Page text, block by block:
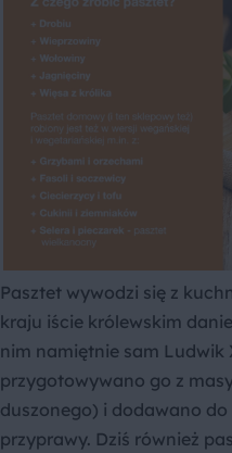
Pasztet wywodzi się z
kraju iście królewskim
nim namiętnie sam Ludwik
przygotowywano go z
duszonego) i dodawano
przyprawy. Dziś również